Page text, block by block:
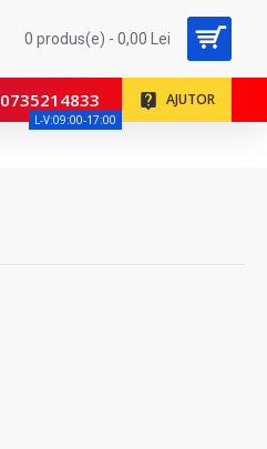
0 produs(e) - 0,00 Lei
0735214833
L-V:09:00-17:00
AJUTOR